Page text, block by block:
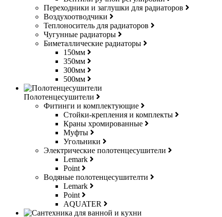
Переходники и заглушки для радиаторов
Воздухоотводчики
Теплоноситель для радиаторов
Чугунные радиаторы
Биметаллические радиаторы
150мм
350мм
300мм
500мм
Полотенцесушители
Фитинги и комплектующие
Стойки-крепления и комплекты
Краны хромированные
Муфты
Угольники
Электрические полотенцесушители
Lemark
Point
Водяные полотенцесушителти
Lemark
Point
AQUATER